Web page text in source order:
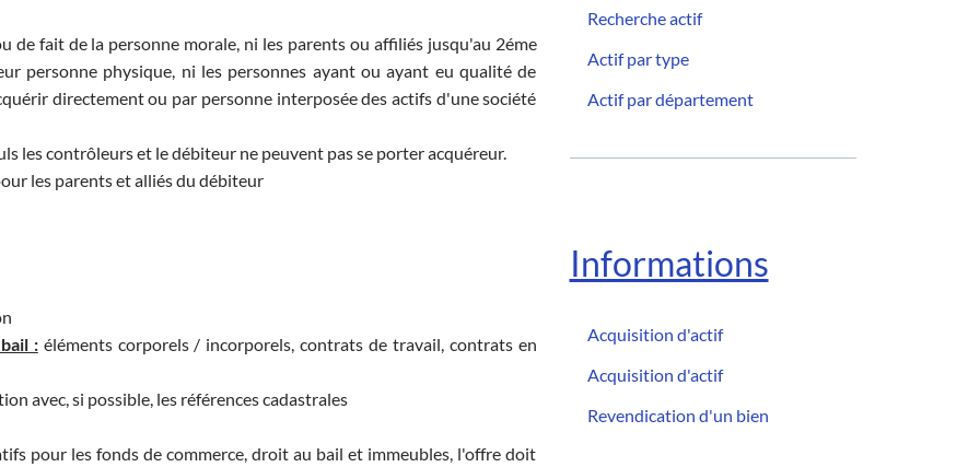
Recherche actif
Actif par type
Actif par département
Informations
Acquisition d'actif
Acquisition d'actif
Revendication d'un bien
fait de la personne morale, ni les parents ou affiliés jusqu'au 2éme
personne physique, ni les personnes ayant ou ayant eu qualité de
directement ou par personne interposée des actifs d'une société
les contrôleurs et le débiteur ne peuvent pas se porter acquéreur.
les parents et alliés du débiteur
:éléments corporels / incorporels, contrats de travail, contrats en
avec, si possible, les références cadastrales
pour les fonds de commerce, droit au bail et immeubles, l'offre doit